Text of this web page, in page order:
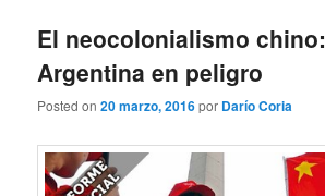
El neocolonialismo chino:
Argentina en peligro
Posted on20 marzo, 2016por Darío Coria